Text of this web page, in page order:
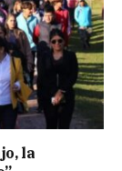
la